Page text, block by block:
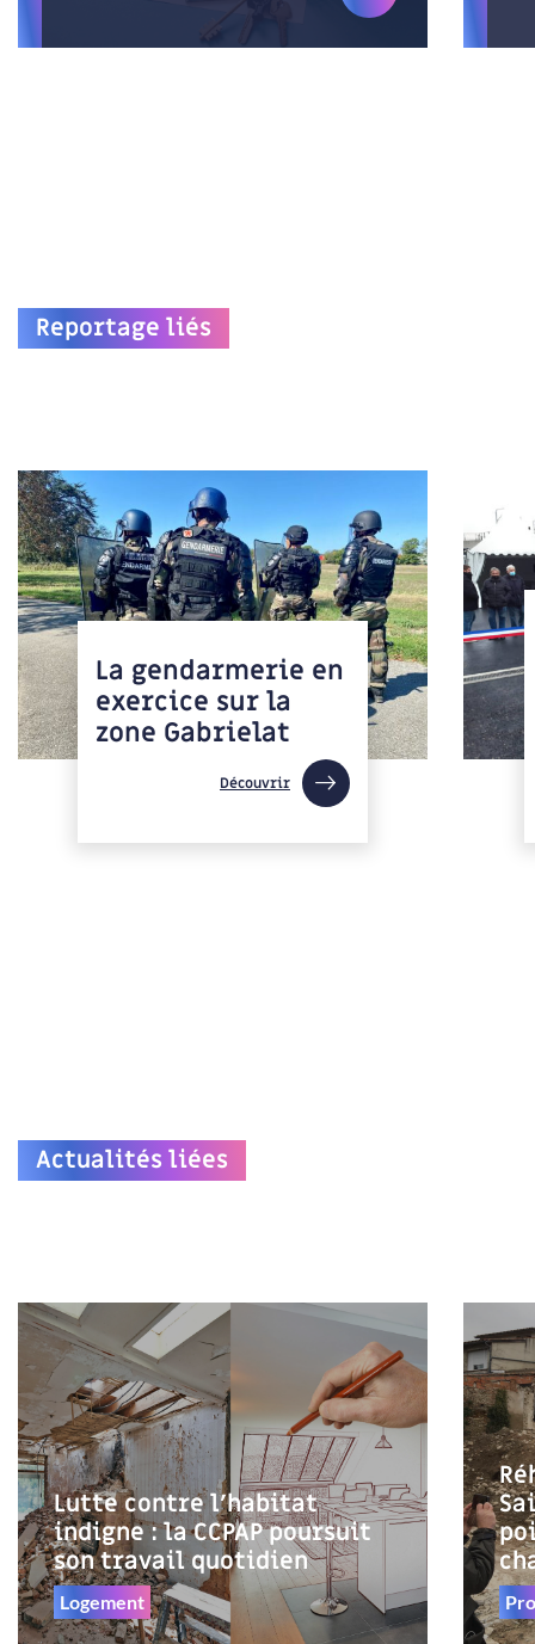
Reportage liés
La gendarmerie en
exercice sur la
zone Gabrielat
Découvrir
Actualités liées
Lutte contre l’habitat
indigne : la CCPAP poursuit
son travail quotidien
Logement